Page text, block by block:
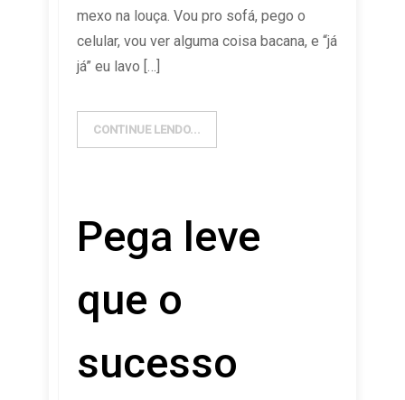
mexo na louça. Vou pro sofá, pego o
celular, vou ver alguma coisa bacana, e “já
já” eu lavo […]
CONTINUE LENDO...
Pega leve
que o
sucesso